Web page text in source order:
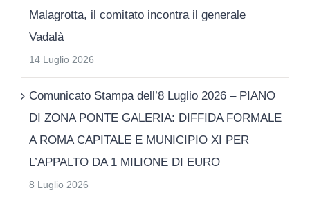
Malagrotta, il comitato incontra il generale
Vadalà
14 Luglio 2026
Comunicato Stampa dell’8 Luglio 2026 – PIANO
DI ZONA PONTE GALERIA: DIFFIDA FORMALE
A ROMA CAPITALE E MUNICIPIO XI PER
L’APPALTO DA 1 MILIONE DI EURO
8 Luglio 2026